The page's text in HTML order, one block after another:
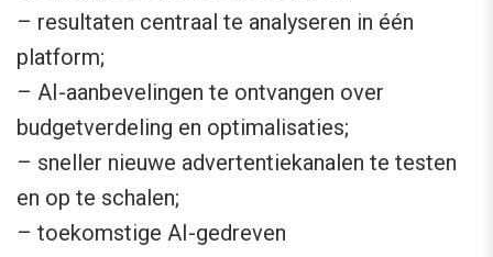
– resultaten centraal te analyseren in één
platform;
– AI-aanbevelingen te ontvangen over
budgetverdeling en optimalisaties;
– sneller nieuwe advertentiekanalen te testen
en op te schalen;
– toekomstige AI-gedreven